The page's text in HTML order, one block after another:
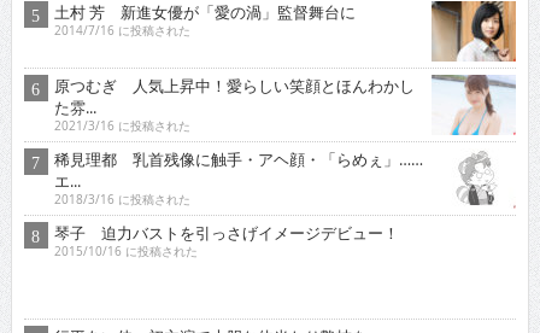
土村 芳 新進女優が「愛の渦」監督舞台に
2014/7/16 に投稿された
原つむぎ 人気上昇中！愛らしい笑顔とほんわかし
た雰...
2021/3/16 に投稿された
稀見理都 乳首残像に触手・アヘ顔・「らめぇ」……
エ...
2018/3/16 に投稿された
琴子 迫力バストを引っさげイメージデビュー！
2015/10/16 に投稿された